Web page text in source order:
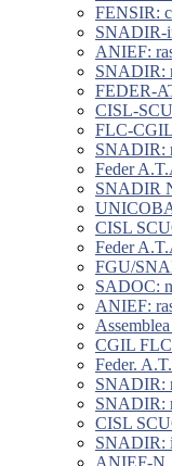
FENSIR:
SNADIR-
ANIEF:
SNADIR:
FEDER-
CISL-
FLC-
SNADIR:
Feder
SNADIR
CISL
Feder
FGU/
SADOC:
ANIEF:
CGIL
Feder.
SNADIR:
SNADIR:
CISL
SNADIR: